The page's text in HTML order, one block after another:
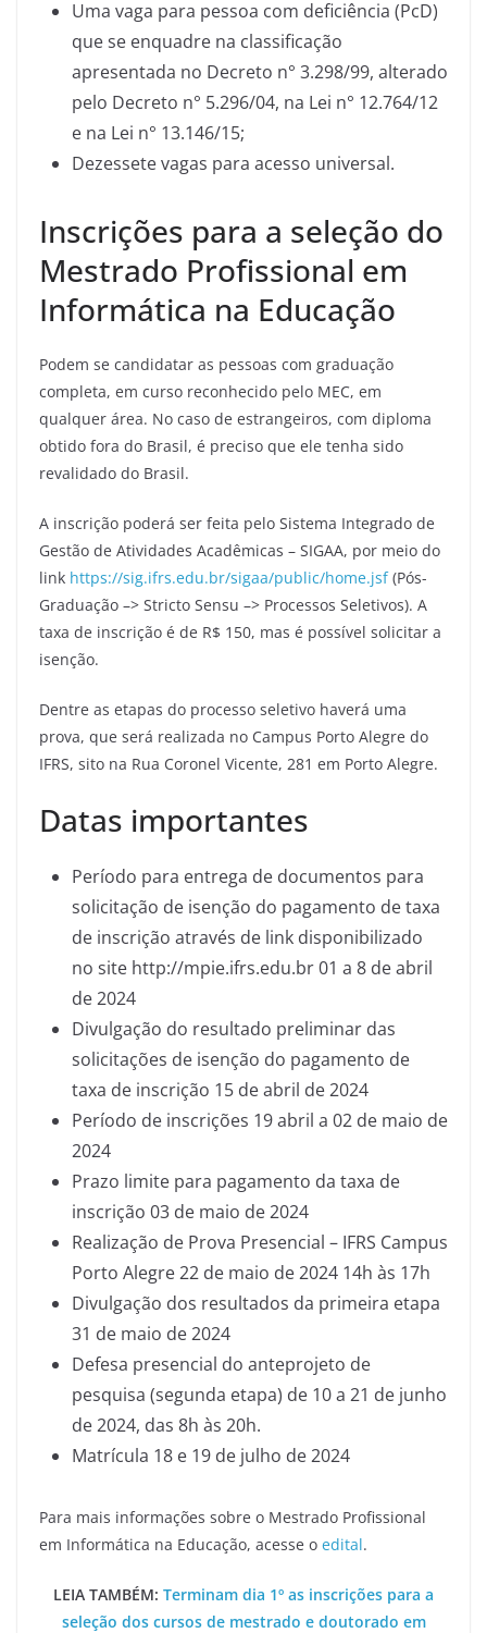
Uma vaga para pessoa com deficiência (PcD)
que se enquadre na classificação
apresentada no Decreto n° 3.298/99, alterado
pelo Decreto n° 5.296/04, na Lei n° 12.764/12
e na Lei n° 13.146/15;
Dezessete vagas para acesso universal.
Inscrições para a seleção do
Mestrado Profissional em
Informática na Educação
Podem se candidatar as pessoas com graduação
completa, em curso reconhecido pelo MEC, em
qualquer área. No caso de estrangeiros, com diploma
obtido fora do Brasil, é preciso que ele tenha sido
revalidado do Brasil.
A inscrição poderá ser feita pelo Sistema Integrado de
Gestão de Atividades Acadêmicas – SIGAA, por meio do
link https://sig.ifrs.edu.br/sigaa/public/home.jsf(Pós-
Graduação –> Stricto Sensu –> Processos Seletivos). A
taxa de inscrição é de R$ 150, mas é possível solicitar a
isenção.
Dentre as etapas do processo seletivo haverá uma
prova, que será realizada no Campus Porto Alegre do
IFRS, sito na Rua Coronel Vicente, 281 em Porto Alegre.
Datas importantes
Período para entrega de documentos para
solicitação de isenção do pagamento de taxa
de inscrição através de link disponibilizado
no site http://mpie.ifrs.edu.br 01 a 8 de abril
de 2024
Divulgação do resultado preliminar das
solicitações de isenção do pagamento de
taxa de inscrição 15 de abril de 2024
Período de inscrições 19 abril a 02 de maio de
2024
Prazo limite para pagamento da taxa de
inscrição 03 de maio de 2024
Realização de Prova Presencial – IFRS Campus
Porto Alegre 22 de maio de 2024 14h às 17h
Divulgação dos resultados da primeira etapa
31 de maio de 2024
Defesa presencial do anteprojeto de
pesquisa (segunda etapa) de 10 a 21 de junho
de 2024, das 8h às 20h.
Matrícula 18 e 19 de julho de 2024
Para mais informações sobre o Mestrado Profissional
em Informática na Educação, acesse o edital.
LEIA TAMBÉM: Terminam dia 1º as inscrições para a
seleção dos cursos de mestrado e doutorado em